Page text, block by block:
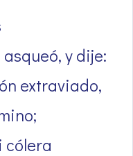
y dije:
extraviado,
cólera